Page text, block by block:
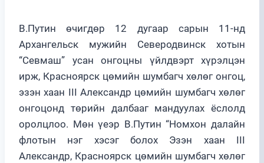
В.Путин өчигдөр 12 дугаар сарын 11-нд
Архангельск мужийн Северодвинск хотын
“Севмаш” усан онгоцны үйлдвэрт хүрэлцэн
ирж, Красноярск цөмийн шумбагч хөлөг онгоц,
эзэн хаан III Александр цөмийн шумбагч хөлөг
онгоцонд төрийн далбааг мандуулах ёслолд
оролцлоо. Мөн үеэр В.Путин “Номхон далайн
флотын нэг хэсэг болох Эзэн хаан III
Александр, Красноярск цөмийн шумбагч хөлөг